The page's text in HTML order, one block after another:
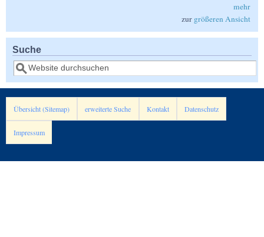
mehr
zur größeren Ansicht
Suche
Suche
Übersicht (Sitemap) erweiterte Suche Kontakt Datenschutz
Impressum